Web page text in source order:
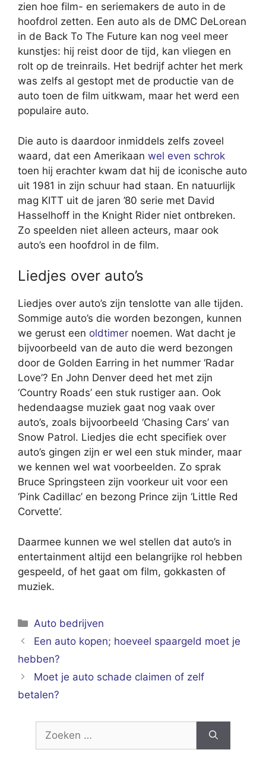
zien hoe film- en seriemakers de auto in de
hoofdrol zetten. Een auto als de DMC DeLorean
in de Back To The Future kan nog veel meer
kunstjes: hij reist door de tijd, kan vliegen en
rolt op de treinrails. Het bedrijf achter het merk
was zelfs al gestopt met de productie van de
auto toen de film uitkwam, maar het werd een
populaire auto.
Die auto is daardoor inmiddels zelfs zoveel
waard, dat een Amerikaan wel even schrok
toen hij erachter kwam dat hij de iconische auto
uit 1981 in zijn schuur had staan. En natuurlijk
mag KITT uit de jaren ’80 serie met David
Hasselhoff in the Knight Rider niet ontbreken.
Zo speelden niet alleen acteurs, maar ook
auto’s een hoofdrol in de film.
Liedjes over auto’s
Liedjes over auto’s zijn tenslotte van alle tijden.
Sommige auto’s die worden bezongen, kunnen
we gerust een oldtimer noemen. Wat dacht je
bijvoorbeeld van de auto die werd bezongen
door de Golden Earring in het nummer ‘Radar
Love’? En John Denver deed het met zijn
‘Country Roads’ een stuk rustiger aan. Ook
hedendaagse muziek gaat nog vaak over
auto’s, zoals bijvoorbeeld ‘Chasing Cars’ van
Snow Patrol. Liedjes die echt specifiek over
auto’s gingen zijn er wel een stuk minder, maar
we kennen wel wat voorbeelden. Zo sprak
Bruce Springsteen zijn voorkeur uit voor een
‘Pink Cadillac’ en bezong Prince zijn ‘Little Red
Corvette’.
Daarmee kunnen we wel stellen dat auto’s in
entertainment altijd een belangrijke rol hebben
gespeeld, of het gaat om film, gokkasten of
muziek.
Categorieën
Auto bedrijven
Een auto kopen; hoeveel spaargeld moet je
hebben?
Moet je auto schade claimen of zelf
betalen?
naar: